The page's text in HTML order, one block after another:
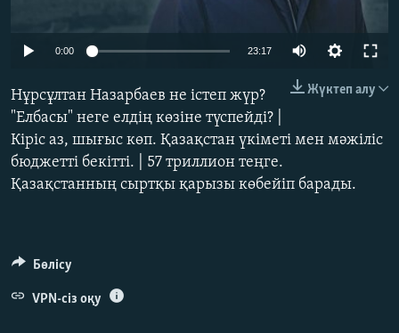
Auto 240p 360p
720p
0:00 23:17
480p
Жүктеп алу
Нұрсұлтан Назарбаев не істеп жүр?
"Елбасы" неге елдің көзіне түспейді? |
Кіріс аз, шығыс көп. Қазақстан үкіметі мен мәжіліс
бюджетті бекітті. | 57 триллион теңге.
Қазақстанның сыртқы қарызы көбейіп барады.
Бөлісу
VPN-сіз оқу